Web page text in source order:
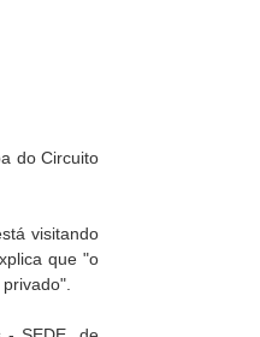
do Circuito
visitando
que "o